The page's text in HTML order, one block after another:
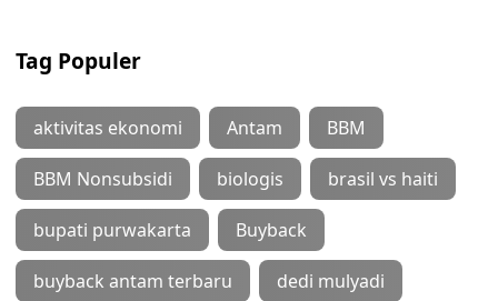
Tag Populer
aktivitas ekonomi Antam BBM
BBM Nonsubsidi biologis brasil vs haiti
bupati purwakarta Buyback
buyback antam terbaru dedi mulyadi